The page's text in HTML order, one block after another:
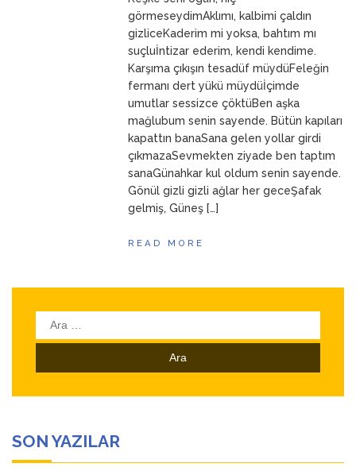
ANNEMgörmeseydimAklımı, kalbimi çaldın
gizliceKaderim mi yoksa, bahtım mı
suçluİntizar ederim, kendi kendime.
Karşıma çıkışın tesadüf müydüFeleğin
fermanı dert yükü müydüİçimde
umutlar sessizce çöktüBen aşka
mağlubum senin sayende. Bütün kapıları
kapattın banaSana gelen yollar girdi
çıkmazaSevmekten ziyade ben taptım
sanaGünahkar kul oldum senin sayende.
Gönül gizli gizli ağlar her geceŞafak
gelmiş, Güneş […]
READ MORE
Arama:
SON YAZILAR